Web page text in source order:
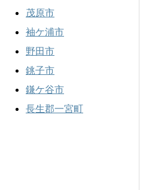
茂原市
袖ケ浦市
野田市
銚子市
鎌ケ谷市
長生郡一宮町